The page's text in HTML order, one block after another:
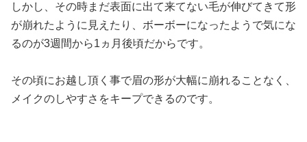
しかし、その時まだ表面に出て来てない毛が伸びてきて形
が崩れたように見えたり、ボーボーになったようで気にな
るのが3週間から1ヵ月後頃だからです。
その頃にお越し頂く事で眉の形が大幅に崩れることなく、
メイクのしやすさをキープできるのです。